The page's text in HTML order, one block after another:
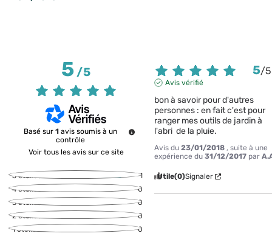
5/5
Basé sur 1 avis soumis à un
contrôle
Voir tous les avis sur ce site
5étoiles
1
4étoiles
0
3étoiles
0
2étoiles
0
1étoile 0
5/5
Avis vérifié
bon à savoir pour d'autres
personnes : en fait c'est pour
ranger mes outils de jardin à
l'abri  de la pluie.
Avis du23/01/2018 , suite à une
expérience du31/12/2017 par
Utile(0)Signaler